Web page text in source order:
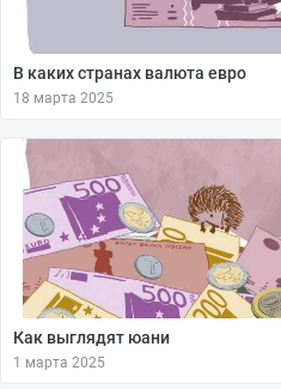
В каких странах валюта евро
18 марта 2025
Как выглядят юани
1 марта 2025